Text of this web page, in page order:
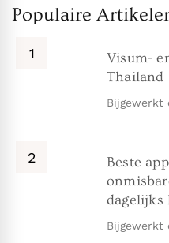
Populaire
Visum-
Thailand
Bijgewerkt
Beste
dagelijks
Bijgewerkt